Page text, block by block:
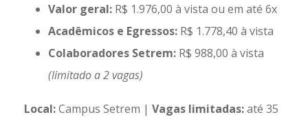
Valor geral: R$ 1.976,00 à vista ou em até 6x
Acadêmicos e Egressos: R$ 1.778,40 à vista
Colaboradores Setrem: R$ 988,00 à vista
(limitado a 2 vagas)
Local:Campus Setrem | Vagas limitadas:até 35